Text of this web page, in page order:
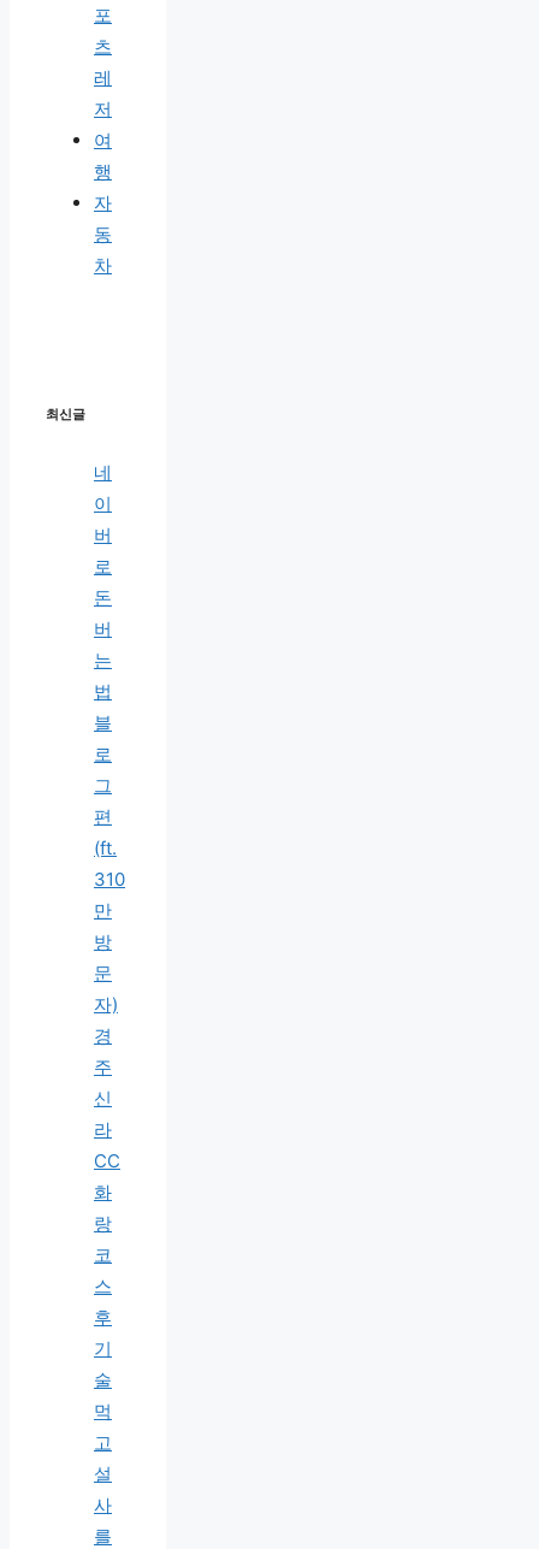
포
츠
레
저
여
행
자
동
차
최신글
네
이
버
로
돈
버
는
법
블
로
그
편
(ft.
310
만
방
문
자)
경
주
신
라
CC
화
랑
코
스
후
기
술
먹
고
설
사
를